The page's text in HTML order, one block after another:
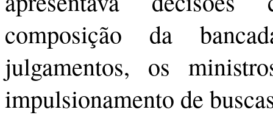
composição da
julgamentos, os
impulsionamento de